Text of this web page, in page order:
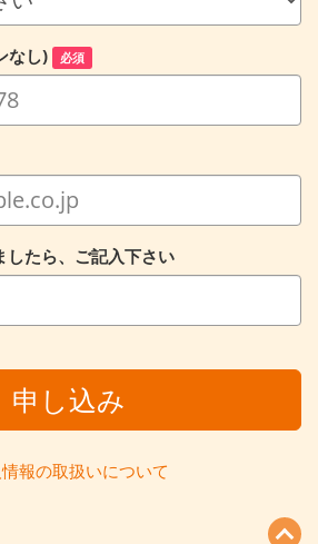
なし) 必須
たら、ご記入下さい
申し込み
報の取扱いについて